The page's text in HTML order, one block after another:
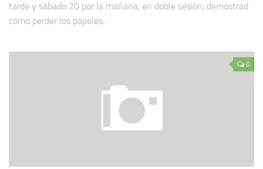
tarde y sábado 20 por la mañana, en doble sesión, demostrad
cómo perder los papeles...
0